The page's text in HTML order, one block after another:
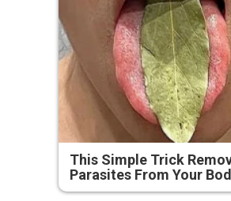
This Simple Trick
Parasites From Your